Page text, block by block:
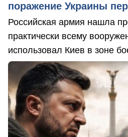
поражение Украины
Российская армия нашла
практически всему
использовал Киев в зоне